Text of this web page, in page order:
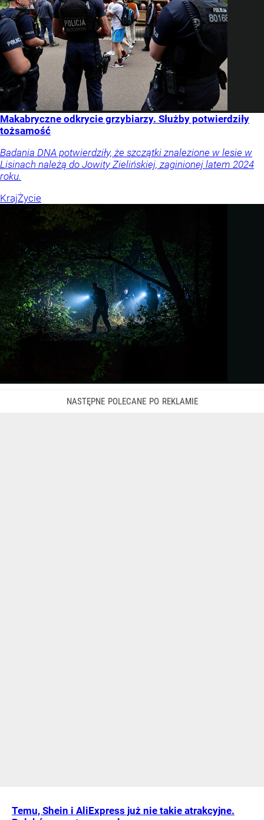
Makabryczne odkrycie grzybiarzy. Służby potwierdziły
tożsamość
Badania DNA potwierdziły, że szczątki znalezione w lesie w
Lisinach należą do Jowity Zielińskiej, zaginionej latem 2024
roku.
KrajŻycie
Temu, Shein i AliExpress już nie takie atrakcyjne.